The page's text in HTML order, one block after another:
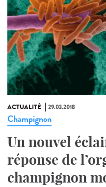
ACTUALITÉ 29.03.2018
Champignon
Un nouvel
réponse de
champignon